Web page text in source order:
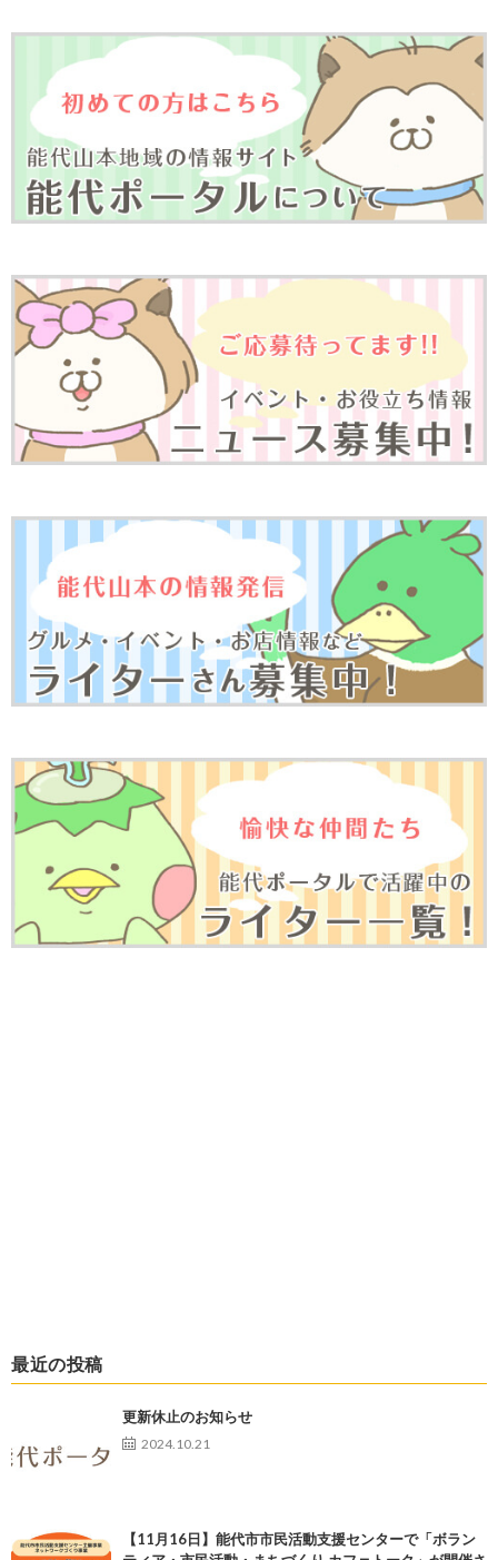
最近の投稿
更新休止のお知らせ
2024.10.21
【11月16日】能代市市民活動支援センターで「ボラン